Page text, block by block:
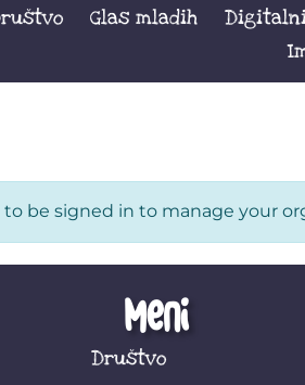
Glas mladih
to be signed in to manage your
Meni
Društvo